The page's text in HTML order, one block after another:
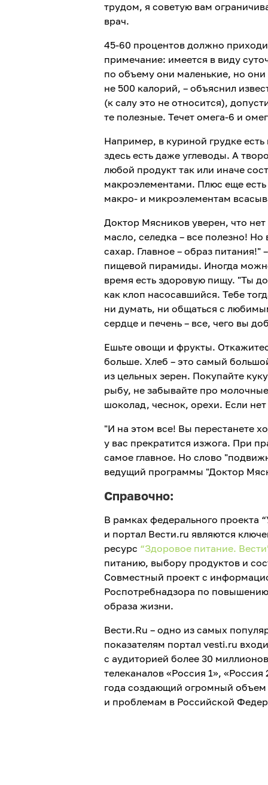
трудом, я советую вам
врач.
45-60 процентов должно
примечание: имеется в виду
по объему они маленькие, но
не 500 калорий, – объяснил
(к салу это не относится),
те полезные. Течет омега-6 и
Например, в куриной грудке
здесь есть даже углеводы. А
любой продукт так или иначе
макроэлементами. Плюс еще есть
макро- и микроэлементам
Доктор Мясников уверен, что
масло, селедка – все полезно!
сахар. Главное – образ
пищевой пирамиды. Иногда
время есть здоровую пищу. "Ты
как клоп насосавшийся. Тебе
ни думать, ни общаться с
сердце и печень – все, чего вы
Ешьте овощи и фрукты.
больше. Хлеб – это самый
из цельных зерен. Покупайте
рыбу, не забывайте про
шоколад, чеснок, орехи. Если
"И на этом все! Вы перестанете
у вас прекратится изжога. При
самое главное. Но слово
ведущий программы "Доктор
Справочно:
В рамках федерального проекта
и портал Вести.ru являются
ресурс “Здоровое питание.
питанию, выбору продуктов и
Совместный проект с
Роспотребнадзора по
образа жизни.
Вести.Ru – одно из самых
показателям портал vesti.ru
с аудиторией более 30
телеканалов «Россия 1»,
года создающий огромный
и проблемам в Российской